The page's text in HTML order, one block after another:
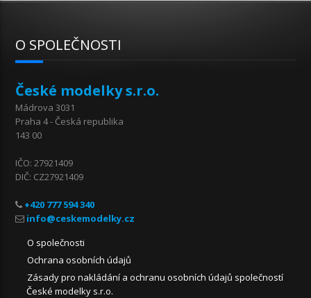
O SPOLEČNOSTI
České modelky s.r.o.
Mádrova 3031
Praha 4 - Česká republika
143 00
IČO: 27921409
DIČ: CZ27921409
+420 777 594 340
O společnosti
Ochrana osobních údajů
Zásady pro nakládání a ochranu osobních údajů společností
České modelky s.r.o.